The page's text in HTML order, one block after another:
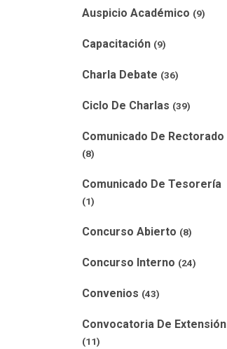
Auspicio Académico (9)
Capacitación (9)
Charla Debate (36)
Ciclo De Charlas (39)
Comunicado De Rectorado
(8)
Comunicado De Tesorería
(1)
Concurso Abierto (8)
Concurso Interno (24)
Convenios (43)
Convocatoria De Extensión
(11)